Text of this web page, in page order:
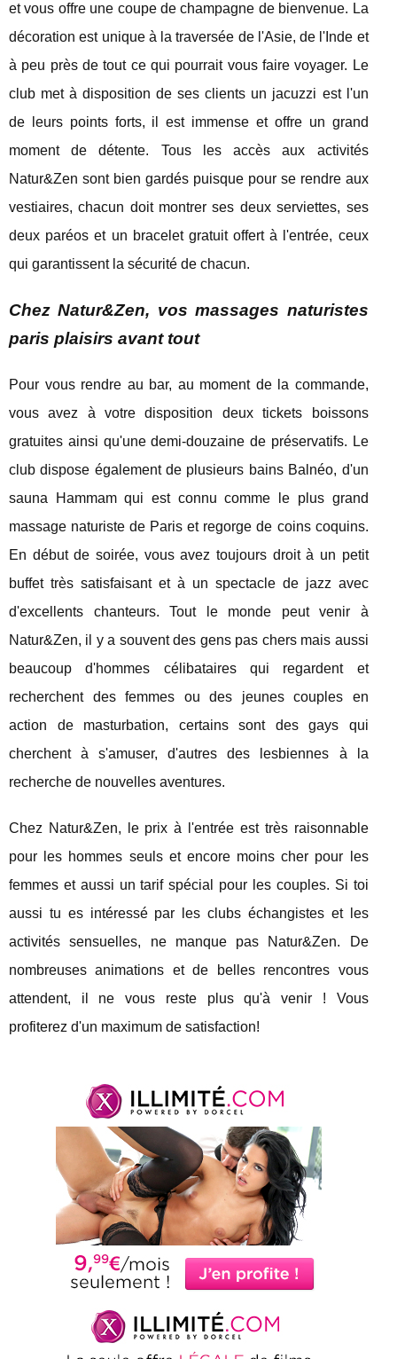
et vous offre une coupe de champagne de bienvenue. La
décoration est unique à la traversée de l'Asie, de l'Inde et
à peu près de tout ce qui pourrait vous faire voyager. Le
club met à disposition de ses clients un jacuzzi est l'un
de leurs points forts, il est immense et offre un grand
moment de détente. Tous les accès aux activités
Natur&Zen sont bien gardés puisque pour se rendre aux
vestiaires, chacun doit montrer ses deux serviettes, ses
deux paréos et un bracelet gratuit offert à l'entrée, ceux
qui garantissent la sécurité de chacun.
Chez Natur&Zen, vos massages naturistes
paris plaisirs avant tout
Pour vous rendre au bar, au moment de la commande,
vous avez à votre disposition deux tickets boissons
gratuites ainsi qu'une demi-douzaine de préservatifs. Le
club dispose également de plusieurs bains Balnéo, d'un
sauna Hammam qui est connu comme le plus grand
massage naturiste de Paris et regorge de coins coquins.
En début de soirée, vous avez toujours droit à un petit
buffet très satisfaisant et à un spectacle de jazz avec
d'excellents chanteurs. Tout le monde peut venir à
Natur&Zen, il y a souvent des gens pas chers mais aussi
beaucoup d'hommes célibataires qui regardent et
recherchent des femmes ou des jeunes couples en
action de masturbation, certains sont des gays qui
cherchent à s'amuser, d'autres des lesbiennes à la
recherche de nouvelles aventures.
Chez Natur&Zen, le prix à l'entrée est très raisonnable
pour les hommes seuls et encore moins cher pour les
femmes et aussi un tarif spécial pour les couples. Si toi
aussi tu es intéressé par les clubs échangistes et les
activités sensuelles, ne manque pas Natur&Zen. De
nombreuses animations et de belles rencontres vous
attendent, il ne vous reste plus qu'à venir ! Vous
profiterez d'un maximum de satisfaction!